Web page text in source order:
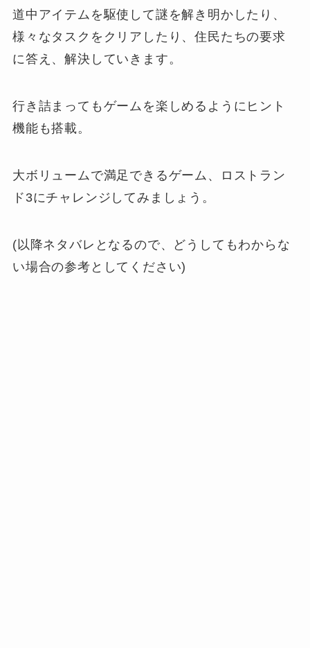
道中アイテムを駆使して謎を解き明かしたり、
様々なタスクをクリアしたり、住民たちの要求
に答え、解決していきます。
行き詰まってもゲームを楽しめるようにヒント
機能も搭載。
大ボリュームで満足できるゲーム、ロストラン
ド3にチャレンジしてみましょう。
(以降ネタバレとなるので、どうしてもわからな
い場合の参考としてください)